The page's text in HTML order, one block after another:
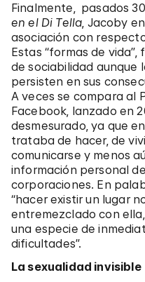
Finalmente, pasados
en el Di Tella, Jacoby
asociación con
Estas “formas de
de sociabilidad aunque
persisten en sus
A veces se compara al
Facebook, lanzado en
desmesurado, ya que
trataba de hacer, de
comunicarse y menos
información personal
corporaciones. En
“hacer existir un lugar
entremezclado con
una especie de
dificultades”.
La sexualidad invisible